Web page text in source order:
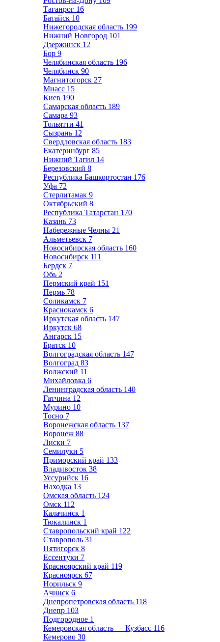
Таганрог 16
Батайск 10
Нижегородская область 199
Нижний Новгород 101
Дзержинск 12
Бор 9
Челябинская область 196
Челябинск 90
Магнитогорск 27
Миасс 15
Киев 190
Самарская область 189
Самара 93
Тольятти 41
Сызрань 12
Свердловская область 183
Екатеринбург 85
Нижний Тагил 14
Березовский 8
Республика Башкортостан 176
Уфа 72
Стерлитамак 9
Октябрьский 8
Республика Татарстан 170
Казань 73
Набережные Челны 21
Альметьевск 7
Новосибирская область 160
Новосибирск 111
Бердск 7
Обь 2
Пермский край 151
Пермь 78
Соликамск 7
Краснокамск 6
Иркутская область 147
Иркутск 68
Ангарск 15
Братск 10
Волгоградская область 147
Волгоград 83
Волжский 11
Михайловка 6
Ленинградская область 140
Гатчина 12
Мурино 10
Тосно 7
Воронежская область 137
Воронеж 88
Лиски 7
Семилуки 5
Приморский край 133
Владивосток 38
Уссурийск 16
Находка 13
Омская область 124
Омск 112
Калачинск 1
Тюкалинск 1
Ставропольский край 122
Ставрополь 31
Пятигорск 8
Ессентуки 7
Красноярский край 119
Красноярск 67
Норильск 9
Ачинск 6
Днепропетровская область 118
Днепр 103
Подгородное 1
Кемеровская область — Кузбасс 116
Кемерово 30